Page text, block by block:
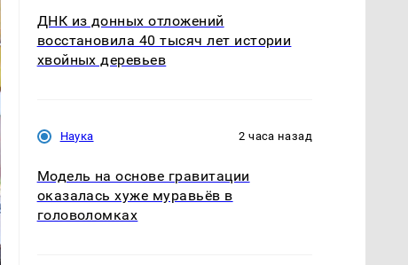
ДНК из донных отложений
восстановила 40 тысяч лет истории
хвойных деревьев
Наука 2 часа назад
Модель на основе гравитации
оказалась хуже муравьёв в
головоломках